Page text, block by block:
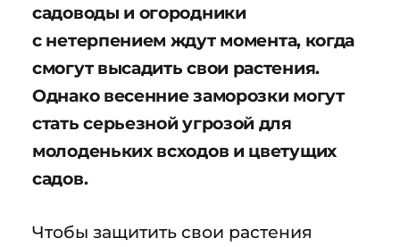
садоводы и огородники
с нетерпением ждут момента, когда
смогут высадить свои растения.
Однако весенние заморозки могут
стать серьезной угрозой для
молоденьких всходов и цветущих
садов.
Чтобы защитить свои растения